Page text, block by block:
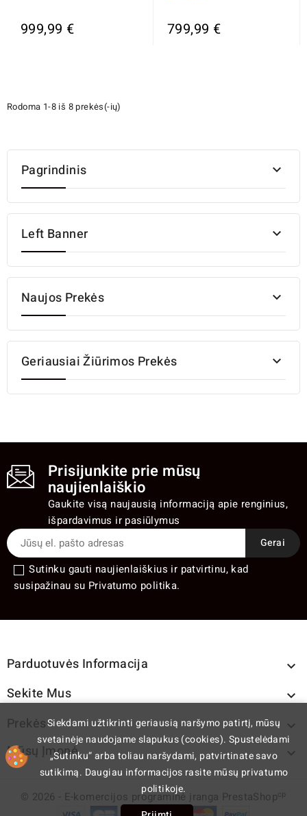
999,99 € 799,99 €
Rodoma 1-8 iš 8 prekės(-ių)
Pagrindinis 
Left Banner 
Naujos Prekės 
Geriausiai Žiūrimos Prekės 
Prisijunkite prie mūsų
naujienlaiškio
Gaukite visą naujausią informaciją apie renginius,
išpardavimus ir pasiūlymus
Sutinku gauti naujienlaiškius ir patvirtinu, kad
susipažinau su Privatumo politika.
Parduotuvės Informacija 
Sekite Mus 
Prekės 
Mūsų Įmonė 
Siekdami užtikrinti geriausią naršymo patirtį, mūsų
svetainėje naudojame slapukus (cookies). Spustelėdami
„Sutinku“ arba toliau naršydami, patvirtinate savo
sutikimą. Daugiau informacijos rasite mūsų privatumo
politikoje.
© 2026 - E-komercijos programinė įranga PrestaShopcp